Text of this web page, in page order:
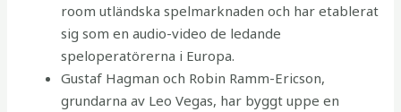
room utländska spelmarknaden och har etablerat
sig som en audio-video de ledande
speloperatörerna i Europa.
Gustaf Hagman och Robin Ramm-Ericson,
grundarna av Leo Vegas, har byggt uppe en